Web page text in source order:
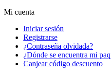
Mi cuenta
Iniciar sesión
Registrarse
¿Contraseña olvidada?
¿Dónde se encuentra mi
Canjear código descuento